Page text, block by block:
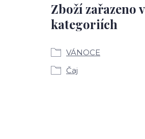
Zboží zařazeno v
kategoriích
VÁNOCE
Čaj